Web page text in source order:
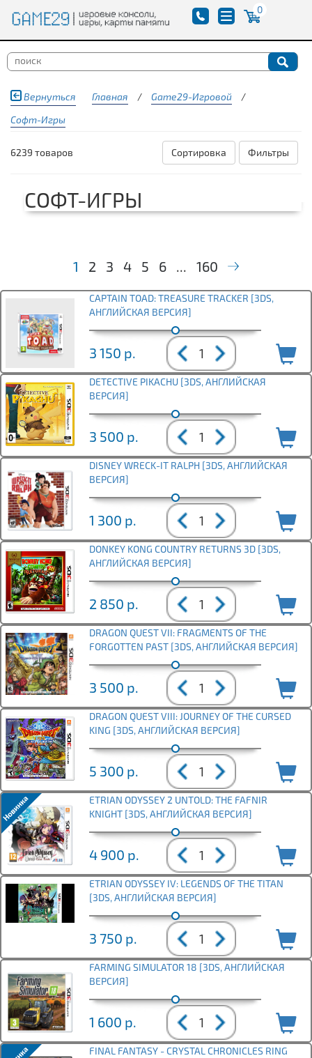
0
Вернуться Главная / Game29-Игровой
/
Софт-Игры
6239 товаров Фильтры
Сортировка
СОФТ-ИГРЫ
1 2 3 4 5 6 ... 160
CAPTAIN TOAD: TREASURE TRACKER [3DS,
АНГЛИЙСКАЯ ВЕРСИЯ]
3 150 р.
DETECTIVE PIKACHU [3DS, АНГЛИЙСКАЯ
ВЕРСИЯ]
3 500 р.
DISNEY WRECK-IT RALPH [3DS, АНГЛИЙСКАЯ
ВЕРСИЯ]
1 300 р.
DONKEY KONG COUNTRY RETURNS 3D [3DS,
АНГЛИЙСКАЯ ВЕРСИЯ]
2 850 р.
DRAGON QUEST VII: FRAGMENTS OF THE
FORGOTTEN PAST [3DS, АНГЛИЙСКАЯ ВЕРСИЯ]
3 500 р.
DRAGON QUEST VIII: JOURNEY OF THE CURSED
KING [3DS, АНГЛИЙСКАЯ ВЕРСИЯ]
5 300 р.
ETRIAN ODYSSEY 2 UNTOLD: THE FAFNIR
KNIGHT [3DS, АНГЛИЙСКАЯ ВЕРСИЯ]
4 900 р.
ETRIAN ODYSSEY IV: LEGENDS OF THE TITAN
[3DS, АНГЛИЙСКАЯ ВЕРСИЯ]
3 750 р.
FARMING SIMULATOR 18 [3DS, АНГЛИЙСКАЯ
ВЕРСИЯ]
1 600 р.
FINAL FANTASY - CRYSTAL CHRONICLES RING